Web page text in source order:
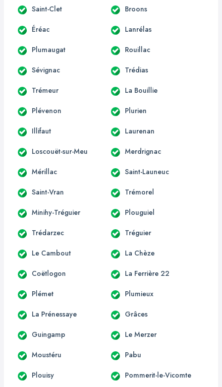
Saint-Clet Broons
Éréac Lanrélas
Plumaugat Rouillac
Sévignac Trédias
Trémeur La Bouillie
Plévenon Plurien
Illifaut Laurenan
Loscouët-sur-Meu Merdrignac
Mérillac Saint-Launeuc
Saint-Vran Trémorel
Minihy-Tréguier Plouguiel
Trédarzec Tréguier
Le Cambout La Chèze
Coëtlogon La Ferrière 22
Plémet Plumieux
La Prénessaye Grâces
Guingamp Le Merzer
Moustéru Pabu
Plouisy Pommerit-le-Vicomte